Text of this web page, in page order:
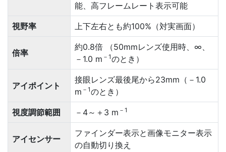
能、高フレームレート表示可能
視野率 上下左右とも約100%（対実画面）
倍率
約0.8倍 （50mmレンズ使用時、∞、
－1.0 m －1のとき）
アイポイント
接眼レンズ最後尾から23mm（－1.0
m －1のとき）
視度調節範囲 －4～＋3 m －1
アイセンサー
ファインダー表示と画像モニター表示
の自動切り換え